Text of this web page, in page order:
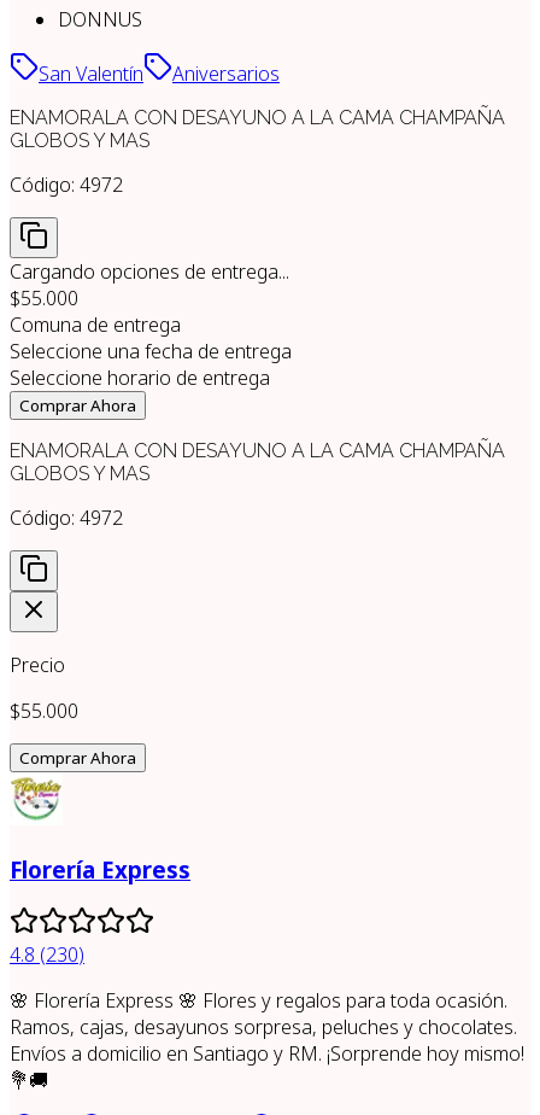
DONNUS
San Valentín Aniversarios
ENAMORALA CON DESAYUNO A LA CAMA CHAMPAÑA
GLOBOS Y MAS
Código: 4972
Cargando opciones de entrega...
$55.000
Comuna de entrega
Seleccione una fecha de entrega
Seleccione horario de entrega
Comprar Ahora
ENAMORALA CON DESAYUNO A LA CAMA CHAMPAÑA
GLOBOS Y MAS
Código: 4972
Precio
$55.000
Comprar Ahora
Florería Express
4.8 (230)
🌸 Florería Express 🌸 Flores y regalos para toda ocasión.
Ramos, cajas, desayunos sorpresa, peluches y chocolates.
Envíos a domicilio en Santiago y RM. ¡Sorprende hoy mismo!
💐🚚